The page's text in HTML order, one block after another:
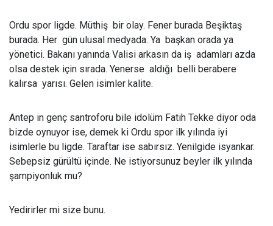
Ordu spor ligde. Müthiş bir olay. Fener burada Beşiktaş
burada. Her gün ulusal medyada. Ya başkan orada ya
yönetici. Bakanı yanında Valisi arkasın da iş adamları azda
olsa destek için sırada. Yenerse aldığı belli berabere
kalırsa yarısı. Gelen isimler kalite.
Antep in genç santroforu bile idolüm Fatih Tekke diyor oda
bizde oynuyor ise, demek ki Ordu spor ilk yılında iyi
isimlerle bu ligde. Taraftar ise sabırsız. Yenilgide isyankar.
Sebepsiz gürültü içinde. Ne istiyorsunuz beyler ilk yılında
şampiyonluk mu?
Yedirirler mi size bunu.